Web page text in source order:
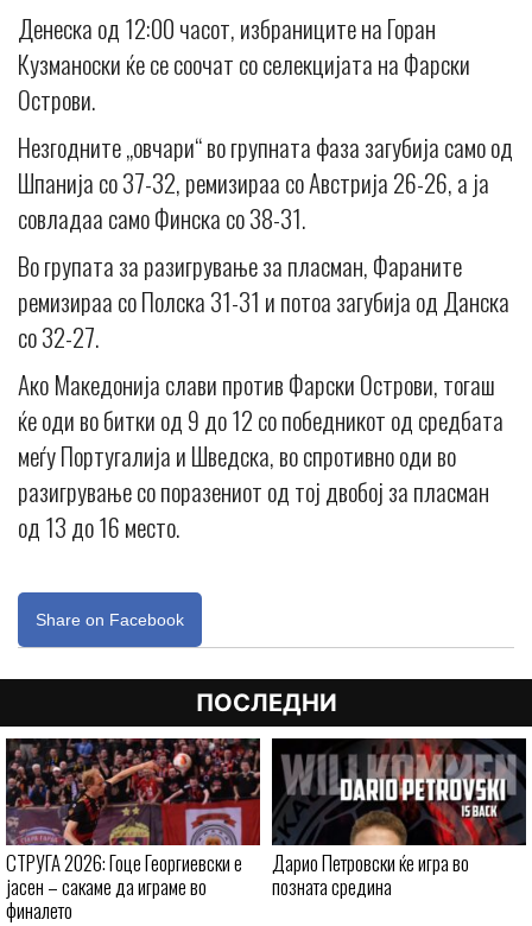
Денеска од 12:00 часот, избраниците на Горан
Кузманоски ќе се соочат со селекцијата на Фарски
Острови.
Незгодните „овчари“ во групната фаза загубија само од
Шпанија со 37-32, ремизираа со Австрија 26-26, а ја
совладаа само Финска со 38-31.
Во групата за разигрување за пласман, Фараните
ремизираа со Полска 31-31 и потоа загубија од Данска
со 32-27.
Ако Македонија слави против Фарски Острови, тогаш
ќе оди во битки од 9 до 12 со победникот од средбата
меѓу Португалија и Шведска, во спротивно оди во
разигрување со поразениот од тој двобој за пласман
од 13 до 16 место.
Share on Facebook
ПОСЛЕДНИ
СТРУГА 2026: Гоце Георгиевски е
јасен – сакаме да играме во
финалето
Дарио Петровски ќе игра во
позната средина